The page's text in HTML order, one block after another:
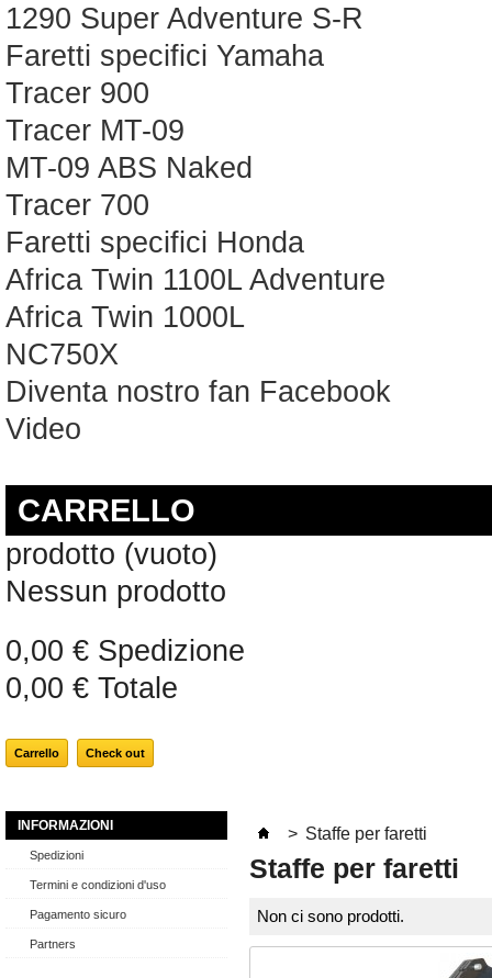
1290 Super Adventure S-R
Faretti specifici Yamaha
Tracer 900
Tracer MT-09
MT-09 ABS Naked
Tracer 700
Faretti specifici Honda
Africa Twin 1100L Adventure
Africa Twin 1000L
NC750X
Diventa nostro fan Facebook
Video
CARRELLO
prodotto (vuoto)
Nessun prodotto
0,00 € Spedizione
0,00 € Totale
Carrello Check out
INFORMAZIONI
Spedizioni
Termini e condizioni d'uso
Pagamento sicuro
Partners
> Staffe per faretti
Staffe per faretti
Non ci sono prodotti.